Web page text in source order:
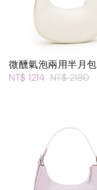
微醺氣泡兩用半月包
NT$ 1214 NT$ 2180